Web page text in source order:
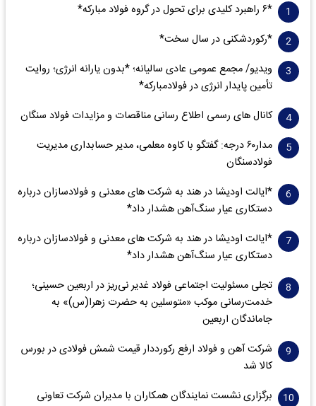
*۶ راهبرد کلیدی برای تحول در گروه فولاد مبارکه*
*رکوردشکنی در سال سخت*
ویدیو/ مجمع عمومی عادی سالیانه؛ *بدون یارانه انرژی؛ روایت
تأمین پایدار انرژی در فولادمبارکه*
کانال های رسمی اطلاع رسانی مناقصات و مزایدات فولاد سنگان
مدار‌۶٠ درجه: گفتگو با کاوه معلمی، مدیر حسابداری مدیریت
فولادسنگان
*ایالت اودیشا در هند به شرکت های معدنی و فولادسازان درباره
دستکاری عیار سنگ‌آهن هشدار داد*
*ایالت اودیشا در هند به شرکت های معدنی و فولادسازان درباره
دستکاری عیار سنگ‌آهن هشدار داد*
تجلی مسئولیت اجتماعی فولاد غدیر نی‌ریز در اربعین حسینی؛
خدمت‌رسانی موکب «متوسلین به حضرت زهرا(س)» به
جاماندگان اربعین
شرکت آهن و فولاد ارفع رکورددار قیمت شمش فولادی در بورس
کالا شد
برگزاری نشست نمایندگان همکاران با مدیران شرکت تعاونی